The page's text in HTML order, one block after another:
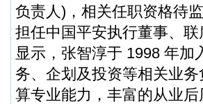
负责人)，相关任职资格待
担任中国平安执行董事、
显示，张智淳于 1998 年
务、企划及投资等相关业
算专业能力，丰富的从业